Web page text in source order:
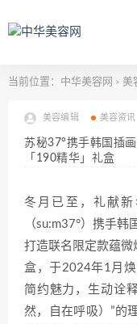
当前位置： 中华美容网 > 美
美容编辑 美容资讯
苏秘37°携手韩国插
「190精华」礼盒
冬月已至，礼献
（su:m37°）携手韩
打造联名限定款蕴
盒，于2024年1月
简约魅力，生动诠
然，自在呼吸）”的